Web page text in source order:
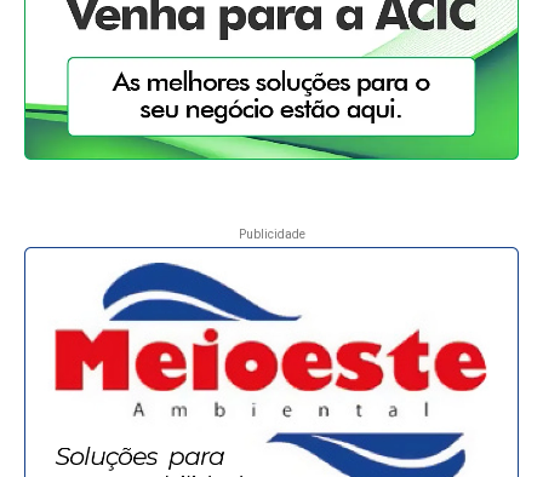
Publicidade